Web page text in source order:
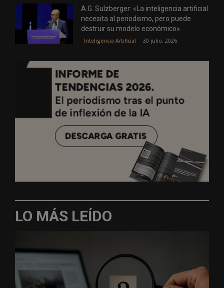
A.G. Sulzberger: «La inteligencia artificial
necesita al periodismo, pero puede
destruir su modelo económico»
Inteligencia Artificial 30 julio, 2026
LO MÁS LEÍDO